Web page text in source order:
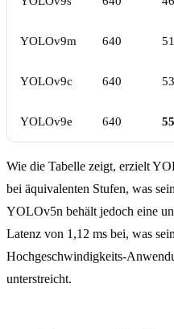
YOLOv9m 640
YOLOv9c 640
YOLOv9e 640
Wie die Tabelle zeigt, erzielt
bei äquivalenten Stufen, was
YOLOv5n behält jedoch eine
Latenz von 1,12 ms bei, was
Hochgeschwindigkeits-
unterstreicht.